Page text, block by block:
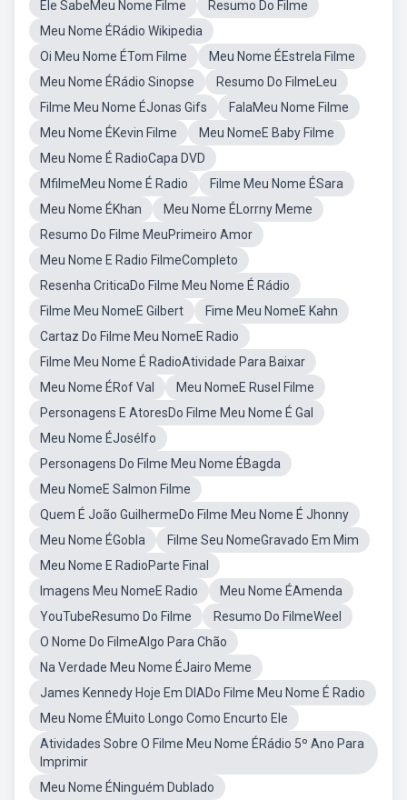
Ele SabeMeu Nome Filme
Resumo Do Filme
Meu Nome ÉRádio Wikipedia
Oi Meu Nome ÉTom Filme
Meu Nome ÉEstrela Filme
Meu Nome ÉRádio Sinopse
Resumo Do FilmeLeu
Filme Meu Nome ÉJonas Gifs
FalaMeu Nome Filme
Meu Nome ÉKevin Filme
Meu NomeE Baby Filme
Meu Nome É RadioCapa DVD
MfilmeMeu Nome É Radio
Filme Meu Nome ÉSara
Meu Nome ÉKhan
Meu Nome ÉLorrny Meme
Resumo Do Filme MeuPrimeiro Amor
Meu Nome E Radio FilmeCompleto
Resenha CriticaDo Filme Meu Nome É Rádio
Filme Meu NomeE Gilbert
Fime Meu NomeE Kahn
Cartaz Do Filme Meu NomeE Radio
Filme Meu Nome É RadioAtividade Para Baixar
Meu Nome ÉRof Val
Meu NomeE Rusel Filme
Personagens E AtoresDo Filme Meu Nome É Gal
Meu Nome ÉJosélfo
Personagens Do Filme Meu Nome ÉBagda
Meu NomeE Salmon Filme
Quem É João GuilhermeDo Filme Meu Nome É Jhonny
Meu Nome ÉGobla
Filme Seu NomeGravado Em Mim
Meu Nome E RadioParte Final
Imagens Meu NomeE Radio
Meu Nome ÉAmenda
YouTubeResumo Do Filme
Resumo Do FilmeWeel
O Nome Do FilmeAlgo Para Chão
Na Verdade Meu Nome ÉJairo Meme
James Kennedy Hoje Em DIADo Filme Meu Nome É Radio
Meu Nome ÉMuito Longo Como Encurto Ele
Atividades Sobre O Filme Meu Nome ÉRádio 5º Ano Para
Imprimir
Meu Nome ÉNinguém Dublado